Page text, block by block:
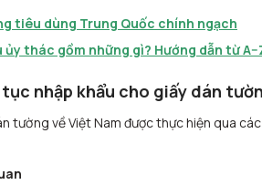
tiêu dùng Trung Quốc chính ngạch
ủy thác gồm những gì? Hướng dẫn từ
nhập khẩu cho giấy dán
tường về Việt Nam được thực hiện qua các